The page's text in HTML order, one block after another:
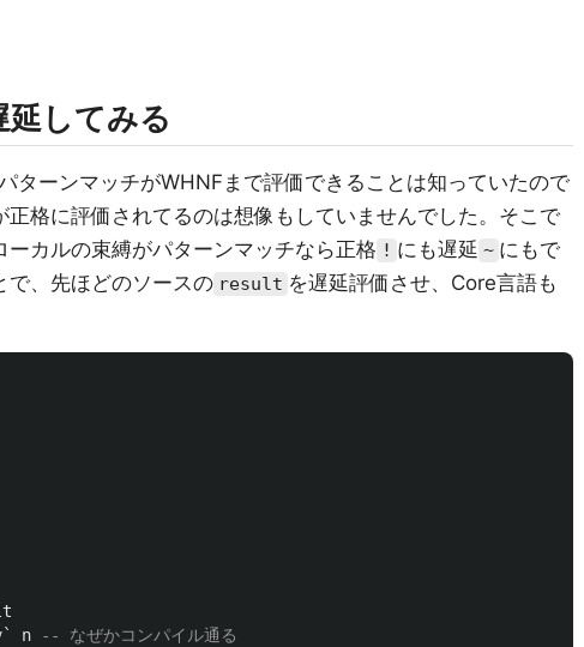
延してみる
ターンマッチがWHNFまで評価できることは知っていたので
格に評価されてるのは想像もしていませんでした。そこで
ーカルの束縛がパターンマッチなら正格 ! にも遅延 ~ にもで
で、先ほどのソースの result を遅延評価させ、Core言語も
` n -- なぜかコンパイル通る